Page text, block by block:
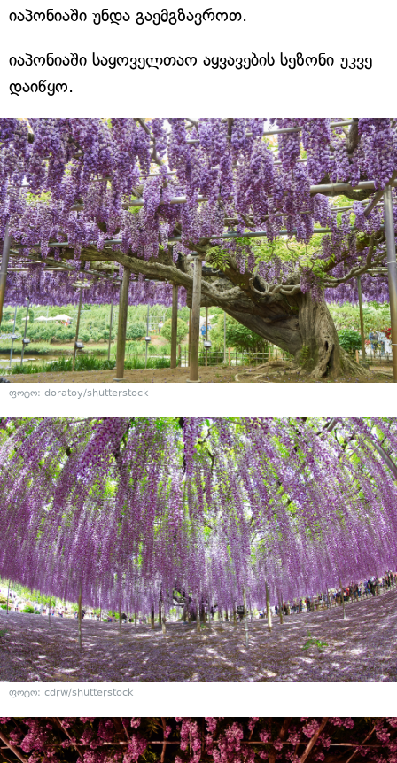
იაპონიაში უნდა გაემგზავროთ.
იაპონიაში საყოველთაო აყვავების სეზონი უკვე
დაიწყო.
ფოტო: doratoy/shutterstock
ფოტო: cdrw/shutterstock